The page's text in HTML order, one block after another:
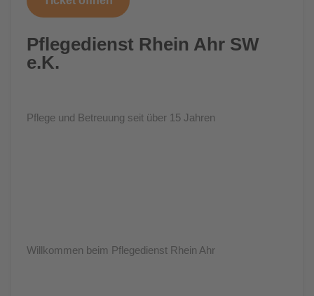
Pflegedienst Rhein Ahr SW
e.K.
Pflege und Betreuung seit über 15 Jahren
Willkommen beim Pflegedienst Rhein Ahr